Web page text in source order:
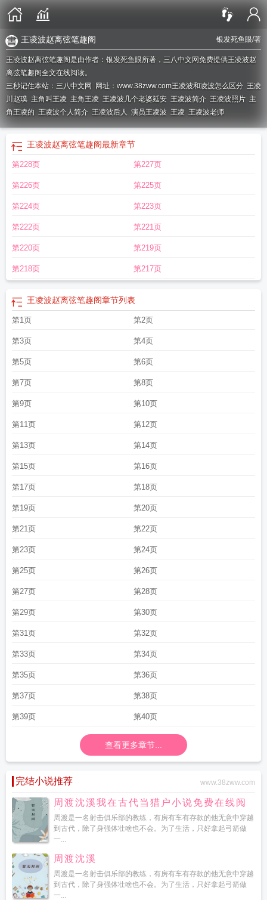
银发死鱼眼/著
王凌波赵离弦笔趣阁
王凌波赵离弦笔趣阁是由作者：银发死鱼眼所著，三八中文网免费提供王凌波赵
离弦笔趣阁全文在线阅读。
三秒记住本站：三八中文网 网址：www.38zww.com王凌波和凌波怎么区分 王凌
川赵璞 主角叫王凌 主角王凌 王凌波几个老婆延安 王凌波简介 王凌波照片 主
角王凌的 王凌波个人简介 王凌波后人 演员王凌波 王凌 王凌波老师
王凌波赵离弦笔趣阁最新章节
第228页 第227页
第226页 第225页
第224页 第223页
第222页 第221页
第220页 第219页
第218页 第217页
王凌波赵离弦笔趣阁章节列表
第1页 第2页
第3页 第4页
第5页 第6页
第7页 第8页
第9页 第10页
第11页 第12页
第13页 第14页
第15页 第16页
第17页 第18页
第19页 第20页
第21页 第22页
第23页 第24页
第25页 第26页
第27页 第28页
第29页 第30页
第31页 第32页
第33页 第34页
第35页 第36页
第37页 第38页
第39页 第40页
查看更多章节...
完结小说推荐 www.38zww.com
周渡沈溪我在古代当猎户小说免费在线阅
读
周渡是一名射击俱乐部的教练，有房有车有存款的他无意中穿越
到古代，除了身强体壮啥也不会。为了生活，只好拿起弓箭做
一...
周渡沈溪
周渡是一名射击俱乐部的教练，有房有车有存款的他无意中穿越
到古代，除了身强体壮啥也不会。为了生活，只好拿起弓箭做
一...